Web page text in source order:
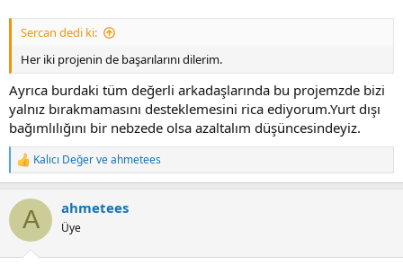
Sercan dedi ki:
Her iki projenin de başarılarını dilerim.
Ayrıca burdaki tüm değerli arkadaşlarında bu projemzde bizi
yalnız bırakmamasını desteklemesini rica ediyorum.Yurt dışı
bağımlılığını bir nebzede olsa azaltalım düşüncesindeyiz.
R
e
c
i
Kalıcı Değerveahmetees
A ahmetees
Üye